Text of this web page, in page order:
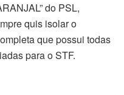
do PSL,
quis isolar o
que possui todas
para o STF.